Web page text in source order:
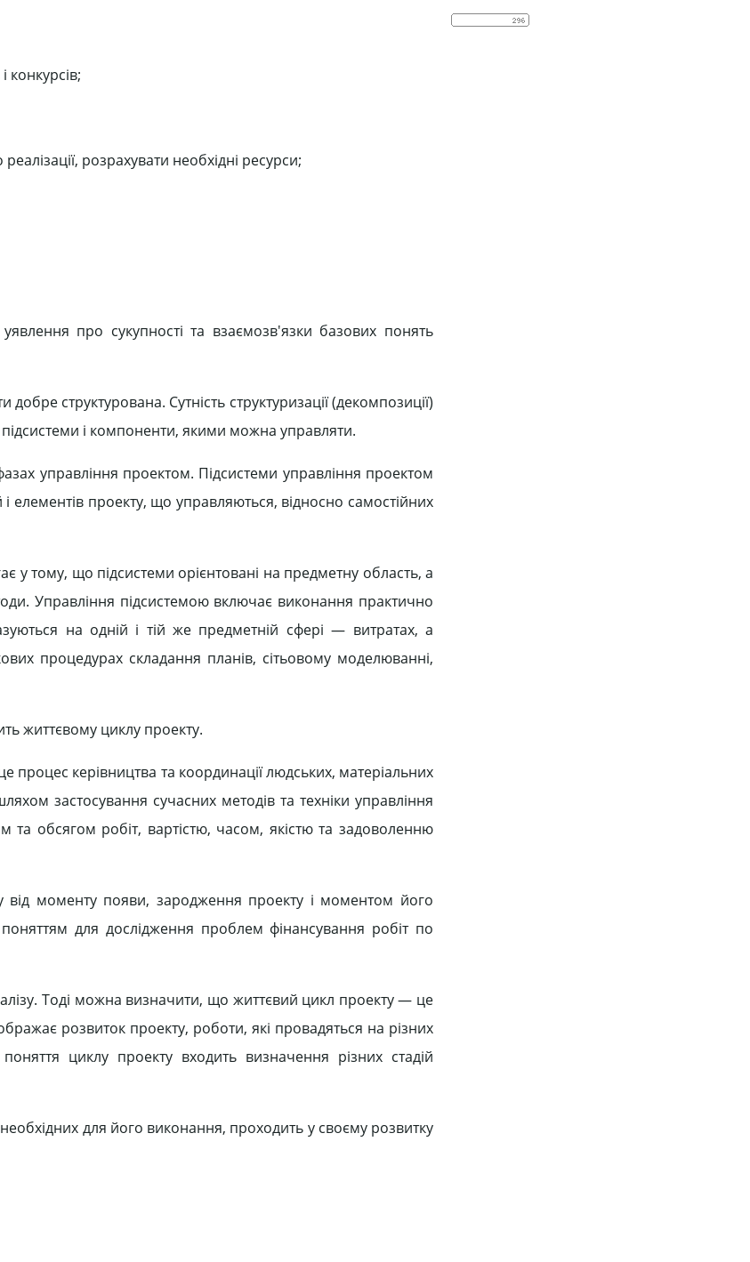
конкурсів;
розрахувати необхідні ресурси;
про сукупності та взаємозв'язки базових понять
структурована. Сутність структуризації (декомпозиції)
і компоненти, якими можна управляти.
управління проектом. Підсистеми управління проектом
елементів проекту, що управляються, відносно самостійних
у тому, що підсистеми орієнтовані на предметну область, а
Управління підсистемою включає виконання практично
на одній і тій же предметній сфері — витратах, а
процедурах складання планів, сітьовому моделюванні,
життєвому циклу проекту.
керівництва та координації людських, матеріальних
застосування сучасних методів та техніки управління
та обсягом робіт, вартістю, часом, якістю та задоволенню
моменту появи, зародження проекту і моментом його
для дослідження проблем фінансування робіт по
Тоді можна визначити, що життєвий цикл проекту — це
розвиток проекту, роботи, які провадяться на різних
поняття циклу проекту входить визначення різних стадій
для його виконання, проходить у своєму розвитку